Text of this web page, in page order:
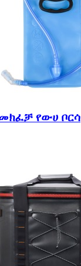
የውሀ ቦርሳ